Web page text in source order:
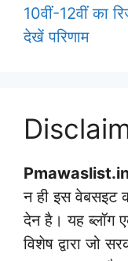
10वीं-12वीं का
देखें परिणाम
न ही इस वेबसइट
देन है। यह ब्लॉग
विशेष द्वारा जो